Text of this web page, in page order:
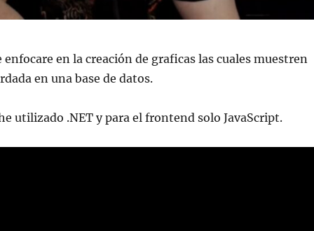
enfocare en la creación de graficas las cuales muestren
en una base de datos.
utilizado .NET y para el frontend solo JavaScript.